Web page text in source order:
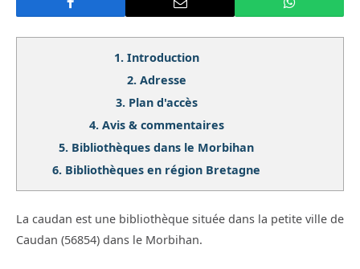
1. Introduction
2. Adresse
3. Plan d'accès
4. Avis & commentaires
5. Bibliothèques dans le Morbihan
6. Bibliothèques en région Bretagne
La caudan est une bibliothèque située dans la petite ville de
Caudan (56854) dans le Morbihan.